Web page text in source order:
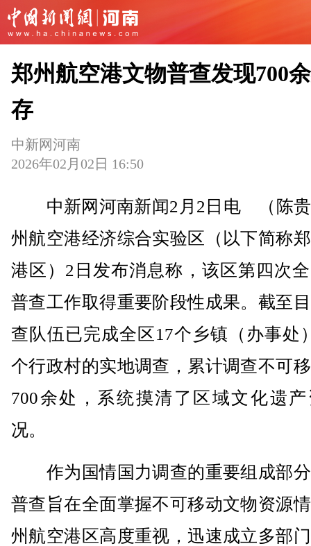
郑州航空港文物普查发现700
存
中新网河南
2026年02月02日 16:50
中新网河南新闻2月2日电 （陈贵
州航空港经济综合实验区（以下简称
港区）2日发布消息称，该区第四次
普查工作取得重要阶段性成果。截至
查队伍已完成全区17个乡镇（办事处
个行政村的实地调查，累计调查不可
700余处，系统摸清了区域文化遗
况。
作为国情国力调查的重要组成部
普查旨在全面掌握不可移动文物资源
州航空港区高度重视，迅速成立多部